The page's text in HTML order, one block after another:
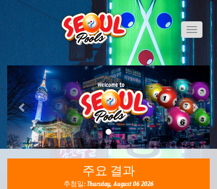
Toggle
Previous Next
주요 결과
추첨일: Thursday, August 06 2026